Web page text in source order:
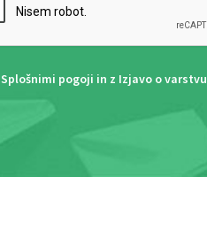
Splošnimi pogoji in z Izjavo o